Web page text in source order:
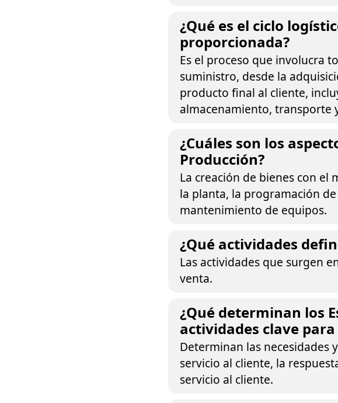
¿Qué es el ciclo
proporcionada?
Es el proceso que involucra
suministro, desde la
producto final al cliente,
almacenamiento, transporte
¿Cuáles son los
Producción?
La creación de bienes con
la planta, la programación
mantenimiento de equipos.
¿Qué actividades
Las actividades que surgen
venta.
¿Qué determinan los
actividades clave
Determinan las necesidades
servicio al cliente, la
servicio al cliente.